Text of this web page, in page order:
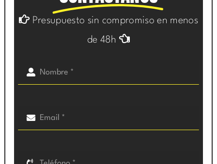
Presupuesto sin compromiso en menos
de 48h